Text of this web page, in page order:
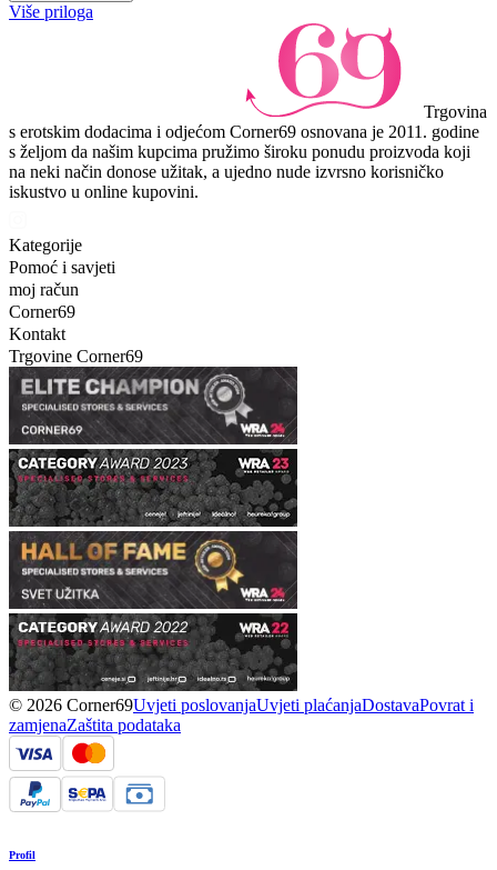
Više priloga
Trgovina
s erotskim dodacima i odjećom Corner69 osnovana je 2011. godine
s željom da našim kupcima pružimo široku ponudu proizvoda koji
na neki način donose užitak, a ujedno nude izvrsno korisničko
iskustvo u online kupovini.
Kategorije
Pomoć i savjeti
moj račun
Corner69
Kontakt
Trgovine Corner69
© 2026 Corner69Uvjeti poslovanjaUvjeti plaćanjaDostavaPovrat i
zamjenaZaštita podataka
Profil